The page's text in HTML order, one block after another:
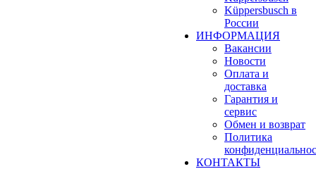
Küppersbusch в
России
ИНФОРМАЦИЯ
Вакансии
Новости
Оплата и
доставка
Гарантия и
сервис
Обмен и возврат
Политика
КОНТАКТЫ